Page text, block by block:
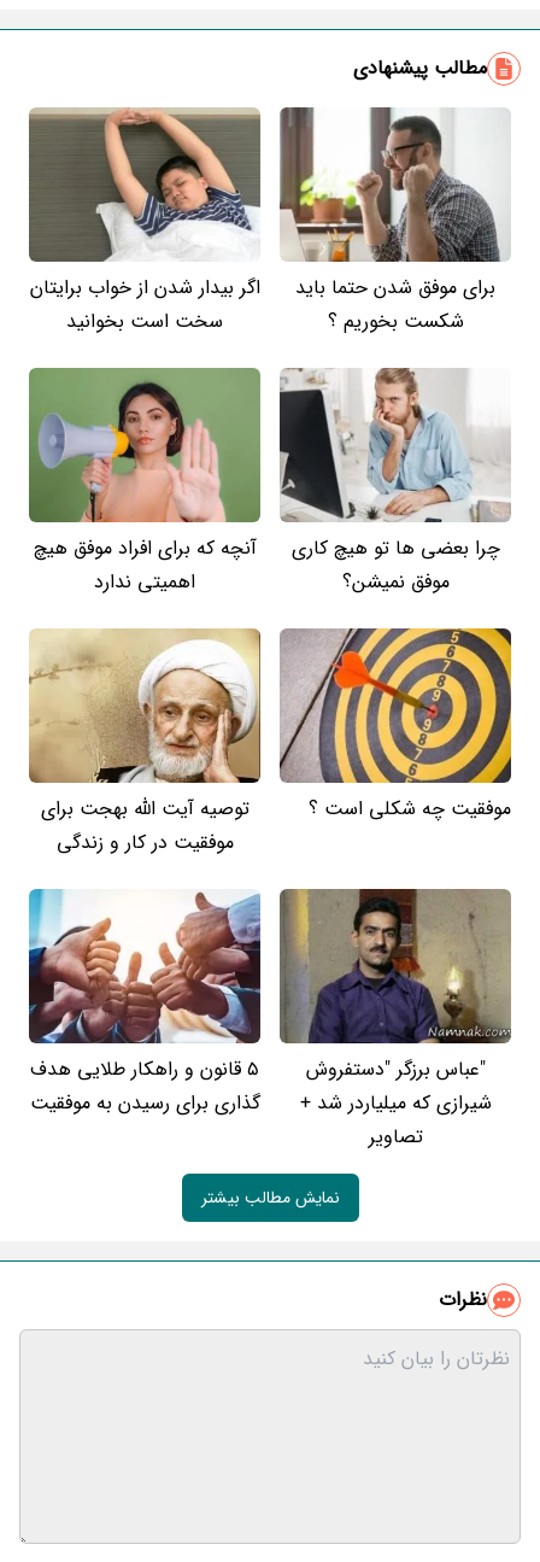
مطالب پیشنهادی
برای موفق شدن حتما باید
شکست بخوریم ؟
اگر بیدار شدن از خواب برایتان
سخت است بخوانید
چرا بعضی ها تو هیچ کاری
موفق نمیشن؟
آنچه که برای افراد موفق هیچ
اهمیتی ندارد
موفقیت چه شکلی است ؟
توصیه آیت الله بهجت برای
موفقیت در کار و زندگی
"عباس برزگر "دستفروش
شیرازی که میلیاردر شد +
تصاویر
5 قانون و راهکار طلایی هدف
گذاری برای رسیدن به موفقیت
نمایش مطالب بیشتر
نظرات